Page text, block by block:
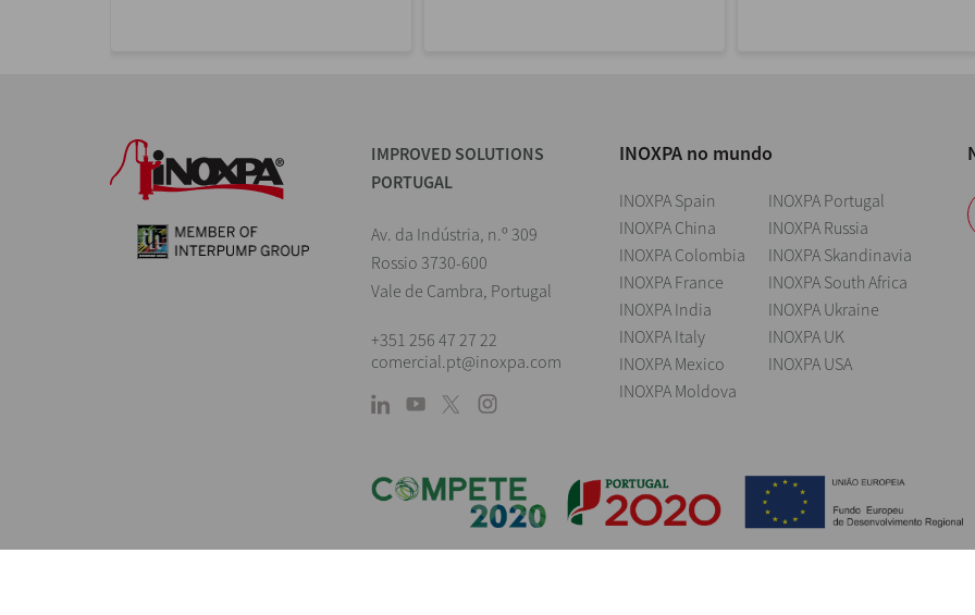
IMPROVED SOLUTIONS
PORTUGAL
Av. da Indústria, n.º 309
Rossio 3730-600
Vale de Cambra, Portugal
+351 256 47 27 22
comercial.pt@inoxpa.com
INOXPA no mundo
INOXPA Spain
INOXPA China
INOXPA Colombia
INOXPA France
INOXPA India
INOXPA Italy
INOXPA Mexico
INOXPA Moldova
INOXPA Portugal
INOXPA Russia
INOXPA Skandinavia
INOXPA South Africa
INOXPA Ukraine
INOXPA UK
INOXPA USA